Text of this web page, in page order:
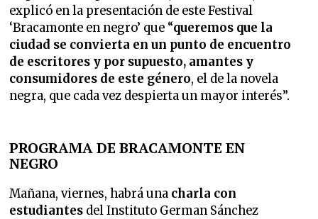
explicó en la presentación de este Festival
‘Bracamonte en negro’ que “queremos que la
ciudad se convierta en un punto de encuentro
de escritores y por supuesto, amantes y
consumidores de este género, el de la novela
negra, que cada vez despierta un mayor interés”.
PROGRAMA DE BRACAMONTE EN
NEGRO
Mañana, viernes, habrá una charla con
estudiantes del Instituto German Sánchez